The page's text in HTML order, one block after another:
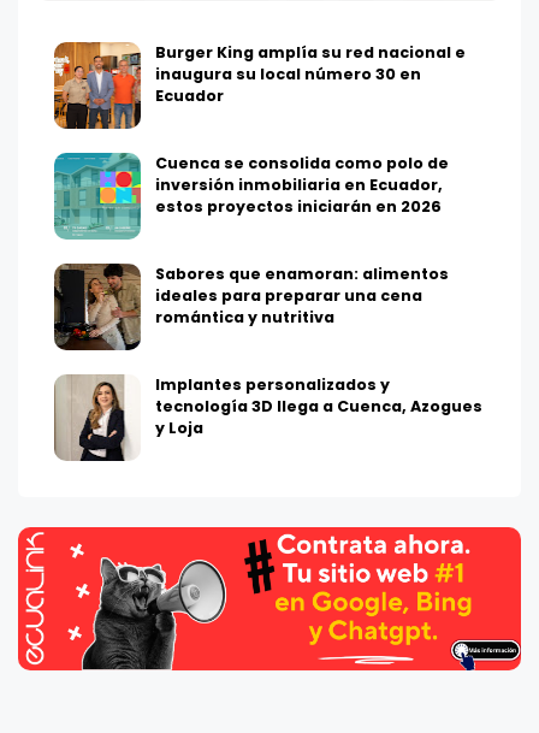
Burger King amplía su red nacional e
inaugura su local número 30 en
Ecuador
Cuenca se consolida como polo de
inversión inmobiliaria en Ecuador,
estos proyectos iniciarán en 2026
Sabores que enamoran: alimentos
ideales para preparar una cena
romántica y nutritiva
Implantes personalizados y
tecnología 3D llega a Cuenca, Azogues
y Loja